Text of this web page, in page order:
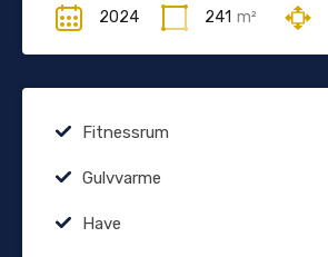
2024 241 m²
Fitnessrum
Gulvvarme
Have